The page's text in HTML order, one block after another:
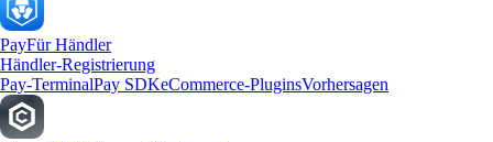
PayFür Händler
Händler-Registrierung
Pay-TerminalPay SDKeCommerce-PluginsVorhersagen